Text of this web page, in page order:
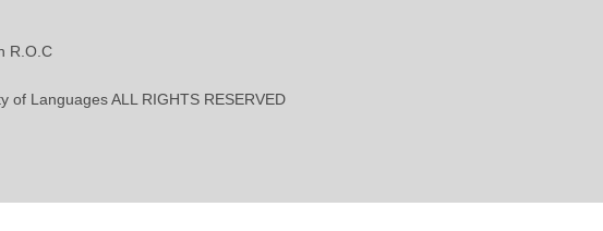
R.O.C
Languages ALL RIGHTS RESERVED